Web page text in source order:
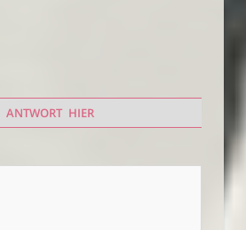
ANTWORT HIER